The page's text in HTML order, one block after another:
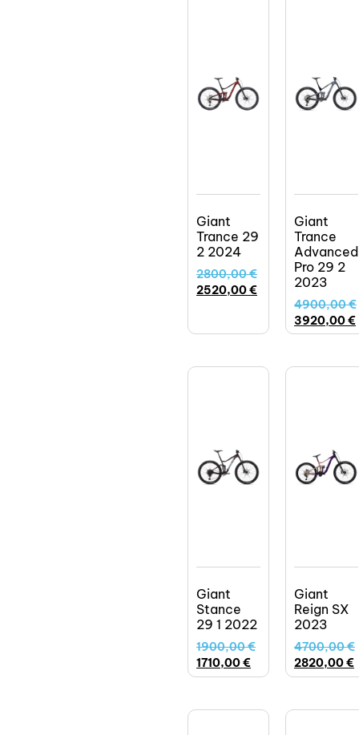
Giant
Trance 29
2 2024
2800,00€
2520,00€
Giant
Trance
Advanced
Pro 29 2
2023
4900,00€
3920,00€
Giant
Stance
29 1 2022
1900,00€
1710,00€
Giant
Reign SX
2023
4700,00€
2820,00€